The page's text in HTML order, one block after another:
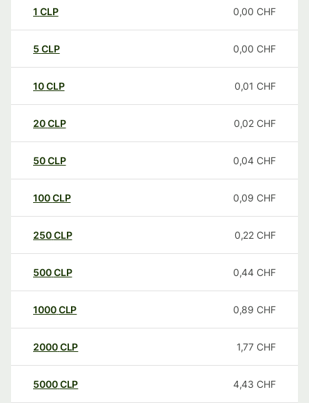
1 CLP 0,00 CHF
5 CLP 0,00 CHF
10CLP 0,01 CHF
20CLP 0,02 CHF
50CLP 0,04 CHF
100CLP 0,09 CHF
250CLP 0,22 CHF
500CLP 0,44 CHF
1000CLP 0,89 CHF
2000CLP 1,77 CHF
5000CLP 4,43 CHF